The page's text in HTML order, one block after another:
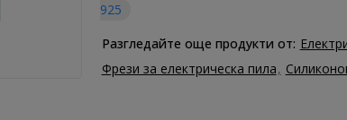
925
Разгледайте още продукти от:
Фрези за електрическа пила